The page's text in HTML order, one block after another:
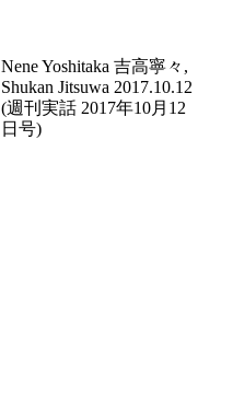
Nene Yoshitaka 吉高寧々,
Shukan Jitsuwa 2017.10.12
(週刊実話 2017年10月12
日号)